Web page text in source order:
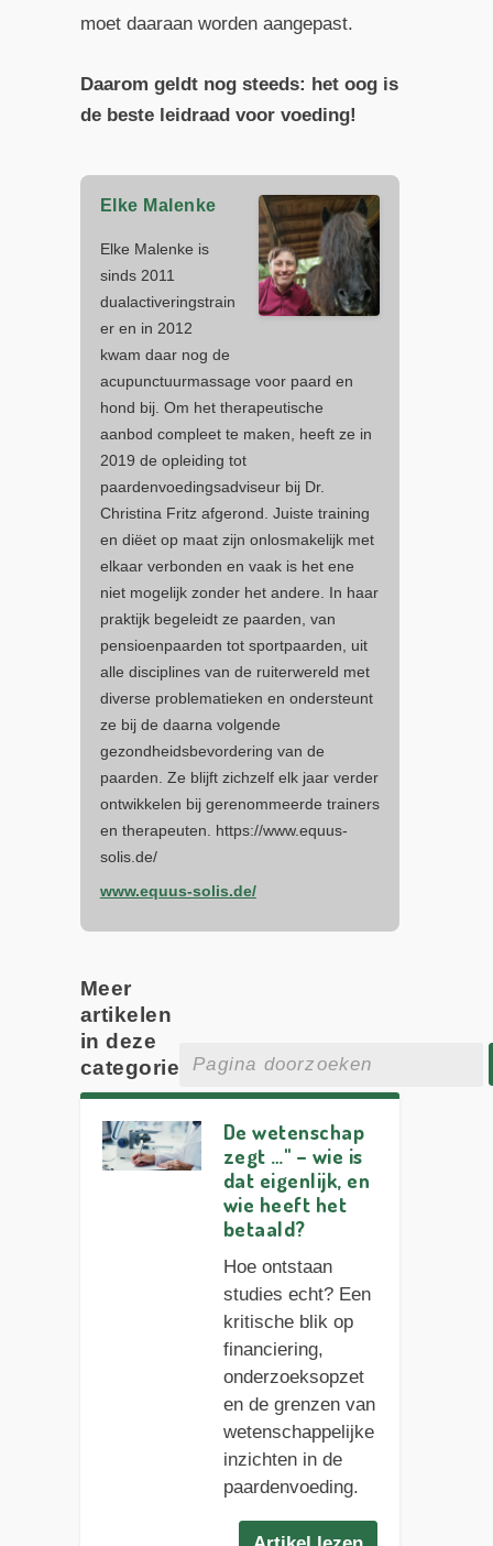
moet daaraan worden aangepast.
Daarom geldt nog steeds: het oog is
de beste leidraad voor voeding!
Elke Malenke
Elke Malenke is
sinds 2011
dualactiveringstrain
er en in 2012
kwam daar nog de
acupunctuurmassage voor paard en
hond bij. Om het therapeutische
aanbod compleet te maken, heeft ze in
2019 de opleiding tot
paardenvoedingsadviseur bij Dr.
Christina Fritz afgerond. Juiste training
en diëet op maat zijn onlosmakelijk met
elkaar verbonden en vaak is het ene
niet mogelijk zonder het andere. In haar
praktijk begeleidt ze paarden, van
pensioenpaarden tot sportpaarden, uit
alle disciplines van de ruiterwereld met
diverse problematieken en ondersteunt
ze bij de daarna volgende
gezondheidsbevordering van de
paarden. Ze blijft zichzelf elk jaar verder
ontwikkelen bij gerenommeerde trainers
en therapeuten. https://www.equus-
solis.de/
www.equus-solis.de/
Meer
artikelen
in deze
categorie
De wetenschap
zegt …" – wie is
dat eigenlijk, en
wie heeft het
betaald?
Hoe ontstaan
studies echt? Een
kritische blik op
financiering,
onderzoeksopzet
en de grenzen van
wetenschappelijke
inzichten in de
paardenvoeding.